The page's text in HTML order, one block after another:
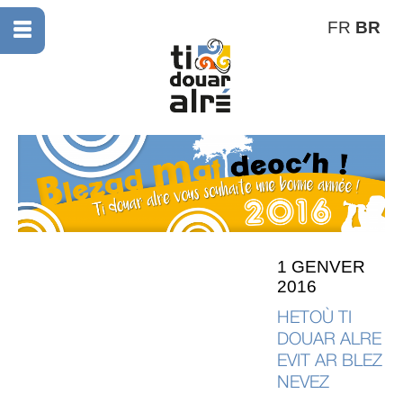
FR BR
1 GENVER
2016
HETOÙ TI
DOUAR ALRE
EVIT AR BLEZ
NEVEZ